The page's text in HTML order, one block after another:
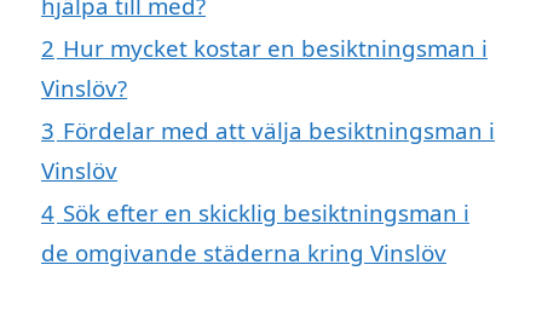
2 Hur mycket kostar en besiktningsman i
Vinslöv?
3 Fördelar med att välja besiktningsman i
Vinslöv
4 Sök efter en skicklig besiktningsman i
de omgivande städerna kring Vinslöv